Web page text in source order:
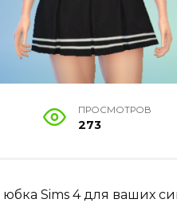
ПРОСМОТРОВ
273
Sims 4 для ваших